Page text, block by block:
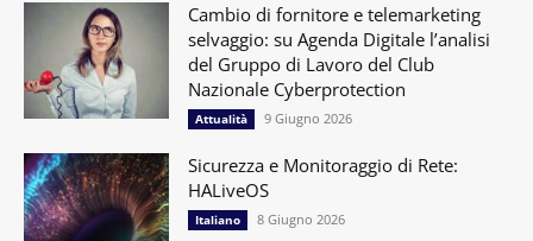
Cambio di fornitore e telemarketing
selvaggio: su Agenda Digitale l’analisi
del Gruppo di Lavoro del Club
Nazionale Cyberprotection
Attualità 9 Giugno 2026
Sicurezza e Monitoraggio di Rete:
HALiveOS
Italiano 8 Giugno 2026